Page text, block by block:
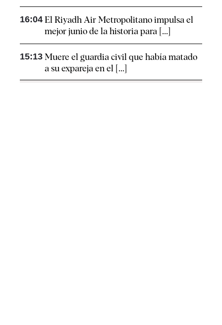
16:04 El Riyadh Air Metropolitano impulsa el
mejor junio de la historia para [...]
15:13 Muere el guardia civil que había matado
a su expareja en el [...]